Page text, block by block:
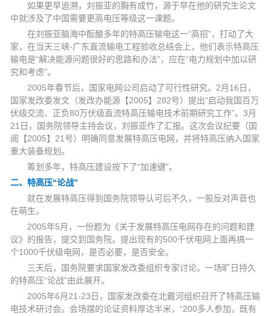
如果更早追溯，刘振亚的胸有成竹，源于早在他的研究生论文
中就涉及了中国需要更高电压等级这一课题。
在刘振亚脑海中酝酿多年的特高压输电这一“高招”，打动了大
家，在当天三峡-广东直流输电工程验收总结会上，他们表示特高压
输电是“解决能源问题很好的思路和办法”，应在“电力规划中加以研
究和考虑”。
2005年春节后，国家电网公司启动了可行性研究。2月16日，
国家发改委发文（发改办能源【2005】282号）提出“启动我国百万
伏级交流、正负80万伏级直流特高压输电技术前期研究工作”。3月
21日，国务院领导主持会议，刘振亚作了汇报。这次会议纪要（国
阅【2005】21号）明确同意发展特高压电网，并将特高压纳入国家
重大装备规划。
筹划多年，特高压建设按下了“加速键”。
二、特高压“论战”
就在发展特高压得到国务院领导认可后不久，一股反对声音也
在萌生。
2005年5月，一份题为《关于发展特高压电网存在的问题和建
议》的报告，提交到国务院。提出现有的500千伏电网上面再搞一
个1000千伏级电网，是否必要，是否安全。
三天后，国务院要求国家发改委组织专家讨论。一场旷日持久
的特高压“论战”由此展开。
2005年6月21-23日，国家发改委在北戴河组织召开了特高压输
电技术研讨会。会场摆的论证资料厚达半米，“200多人参加，既有